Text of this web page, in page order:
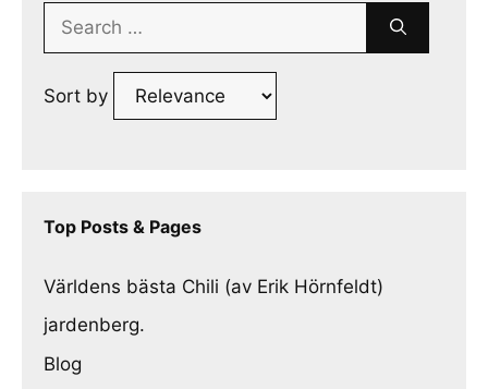
Search
Sort by
Top Posts & Pages
Världens bästa Chili (av Erik Hörnfeldt)
jardenberg.
Blog